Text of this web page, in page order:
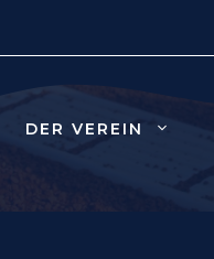
DER VEREIN